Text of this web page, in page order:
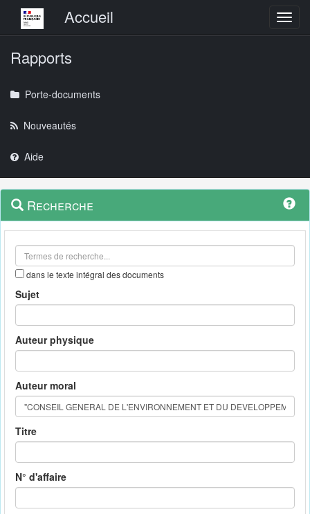
Menu principalAccueil
Rapports
Porte-documents
Nouveautés
Aide
Navigation
outils
Menu
contextuel
Recherche
dans le texte intégral des documents
Sujet
Auteur physique
Auteur moral
Titre
N° d'affaire